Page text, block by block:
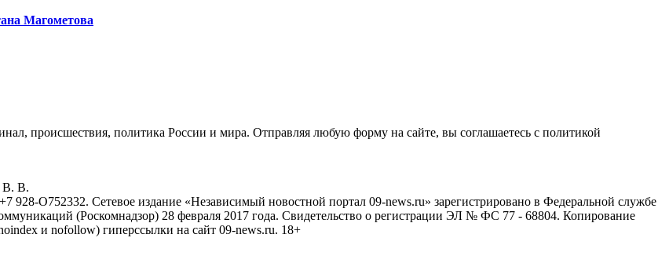
Магометова
происшествия, политика России и мира. Отправляя любую форму на сайте, вы соглашаетесь с политикой
B.
928-O752332. Сетевое издание «Независимый новостной портал 09-news.ru» зарегистрировано в Федеральной службе
(Роскомнадзор) 28 февраля 2017 года. Свидетельство о регистрации ЭЛ № ФС 77 - 68804. Копирование
и nofollow) гиперссылки на сайт 09-news.ru. 18+